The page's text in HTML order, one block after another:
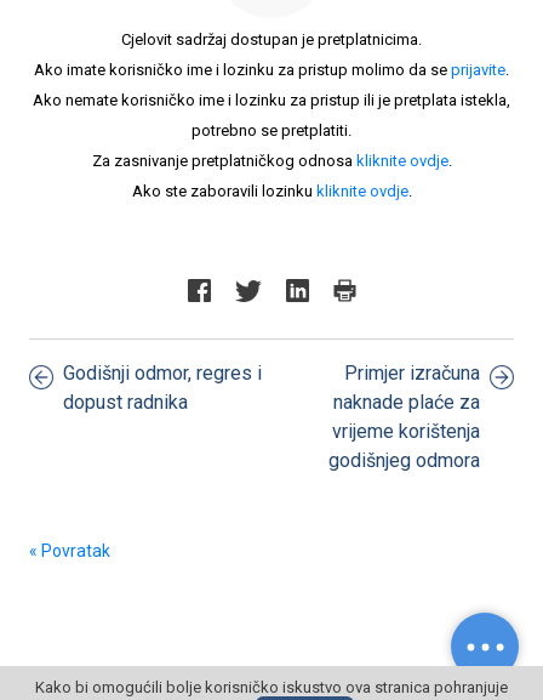
Cjelovit sadržaj dostupan je pretplatnicima.
Ako imate korisničko ime i lozinku za pristup molimo da se prijavite.
Ako nemate korisničko ime i lozinku za pristup ili je pretplata istekla,
potrebno se pretplatiti.
Za zasnivanje pretplatničkog odnosa kliknite ovdje.
Ako ste zaboravili lozinku kliknite ovdje.
Godišnji odmor, regres i
dopust radnika
Primjer izračuna
naknade plaće za
vrijeme korištenja
godišnjeg odmora
« Povratak
Kako bi omogućili bolje korisničko iskustvo ova stranica pohranjuje